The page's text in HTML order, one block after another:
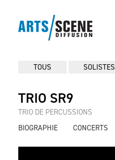
TOUS SOLISTES
TRIO SR9
TRIO DE PERCUSSIONS
BIOGRAPHIE
CONCERTS